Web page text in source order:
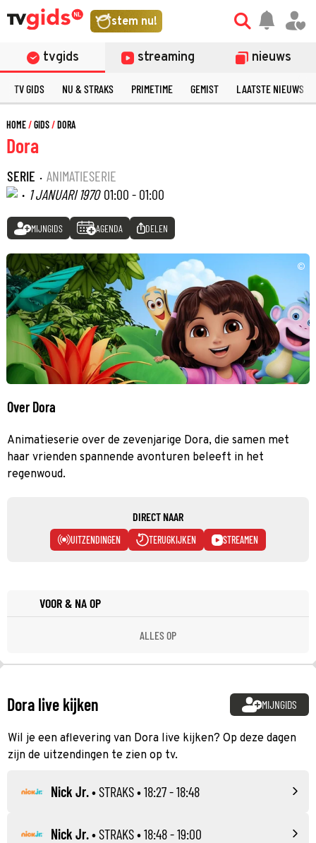
stem nu!
tvgids streaming nieuws
TV GIDS NU & STRAKS PRIMETIME GEMIST LAATSTE NIEUWS
HOME GIDS DORA
Dora
SERIE · ANIMATIESERIE
· 1 JANUARI 1970 01:00 - 01:00
MIJNGIDS AGENDA DELEN
©
Over Dora
Animatieserie over de zevenjarige Dora, die samen met
haar vrienden spannende avonturen beleeft in het
regenwoud.
DIRECT NAAR
UITZENDINGEN TERUGKIJKEN STREAMEN
VOOR & NA OP
ALLES OP
Dora live kijken MIJNGIDS
Wil je een aflevering van Dora live kijken? Op deze dagen
zijn de uitzendingen te zien op tv.
Nick Jr.•STRAKS• 18:27 - 18:48
Nick Jr.•STRAKS• 18:48 - 19:00